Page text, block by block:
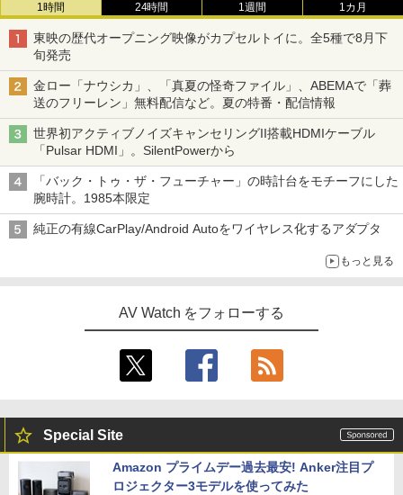
1時間 24時間 1週間 1カ月
東映の歴代オープニング映像がカプセルトイに。全5種で8月下
旬発売
金ロー「ナウシカ」、「真夏の怪奇ファイル」、ABEMAで「葬
送のフリーレン」無料配信など。夏の特番・配信情報
世界初アクティブノイズキャンセリングII搭載HDMIケーブル
「Pulsar HDMI」。SilentPowerから
「バック・トゥ・ザ・フューチャー」の時計台をモチーフにした
腕時計。1985本限定
純正の有線CarPlay/Android Autoをワイヤレス化するアダプタ
もっと見る
AV Watch をフォローする
Special Site
Amazon プライムデー過去最安! Anker注目プ
ロジェクター3モデルを使ってみた